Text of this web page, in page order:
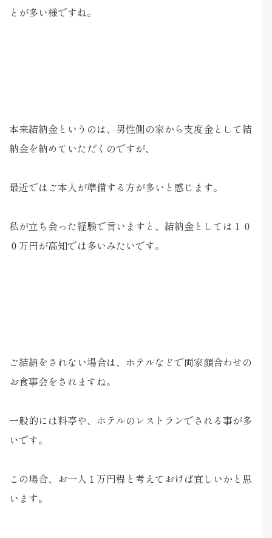
とが多い様ですね。
本来結納金というのは、男性側の家から支度金として結
納金を納めていただくのですが、
最近ではご本人が準備する方が多いと感じます。
私が立ち会った経験で言いますと、結納金としては１０
０万円が高知では多いみたいです。
ご結納をされない場合は、ホテルなどで両家顔合わせの
お食事会をされますね。
一般的には料亭や、ホテルのレストランでされる事が多
いです。
この場合、お一人１万円程と考えておけば宜しいかと思
います。